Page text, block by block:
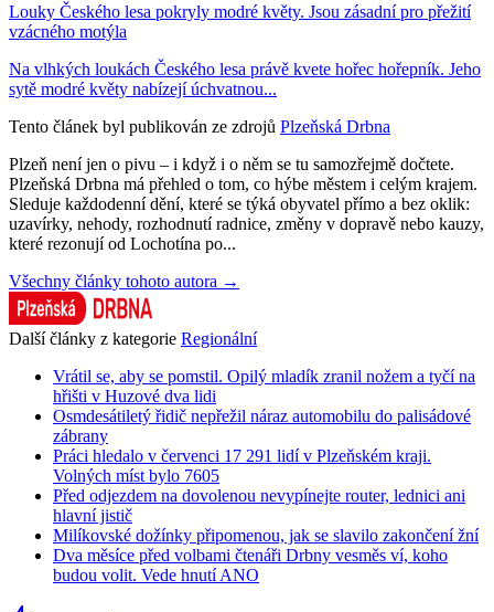
Louky Českého lesa pokryly modré květy. Jsou zásadní pro přežití
vzácného motýla
Na vlhkých loukách Českého lesa právě kvete hořec hořepník. Jeho
sytě modré květy nabízejí úchvatnou...
Tento článek byl publikován ze zdrojů Plzeňská Drbna
Plzeň není jen o pivu – i když i o něm se tu samozřejmě dočtete.
Plzeňská Drbna má přehled o tom, co hýbe městem i celým krajem.
Sleduje každodenní dění, které se týká obyvatel přímo a bez oklik:
uzavírky, nehody, rozhodnutí radnice, změny v dopravě nebo kauzy,
které rezonují od Lochotína po...
Všechny články tohoto autora →
Další články z kategorie Regionální
Vrátil se, aby se pomstil. Opilý mladík zranil nožem a tyčí na
hřišti v Huzové dva lidi
Osmdesátiletý řidič nepřežil náraz automobilu do palisádové
zábrany
Práci hledalo v červenci 17 291 lidí v Plzeňském kraji.
Volných míst bylo 7605
Před odjezdem na dovolenou nevypínejte router, lednici ani
hlavní jistič
Milíkovské dožínky připomenou, jak se slavilo zakončení žní
Dva měsíce před volbami čtenáři Drbny vesměs ví, koho
budou volit. Vede hnutí ANO